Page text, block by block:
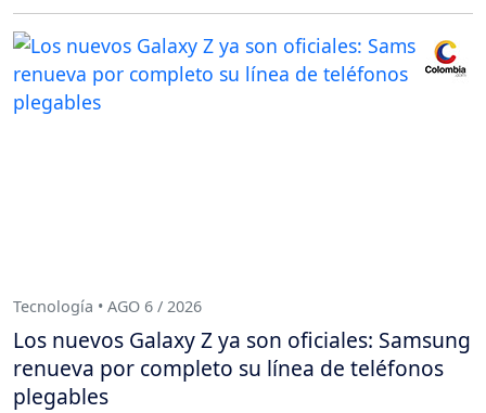
Tecnología • AGO 6 / 2026
Los nuevos Galaxy Z ya son oficiales: Samsung
renueva por completo su línea de teléfonos
plegables